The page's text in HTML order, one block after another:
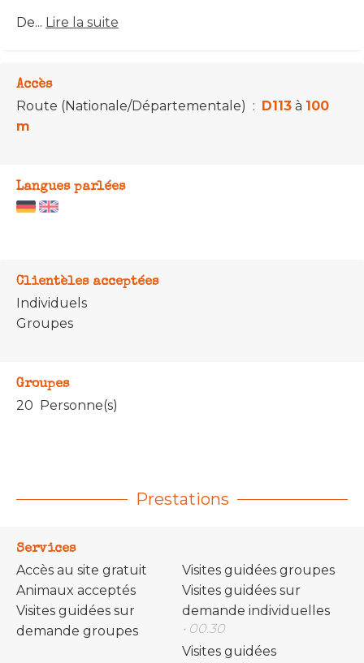
De... Lire la suite
Accès
Route (Nationale/Départementale) : D113 à 100
m
Langues parlées
Clientèles acceptées
Individuels
Groupes
Groupes
20 Personne(s)
Prestations
Services
Accès au site gratuit
Animaux acceptés
Visites guidées sur
demande groupes
Visites guidées groupes
Visites guidées sur
demande individuelles
• 00.30
Visites guidées